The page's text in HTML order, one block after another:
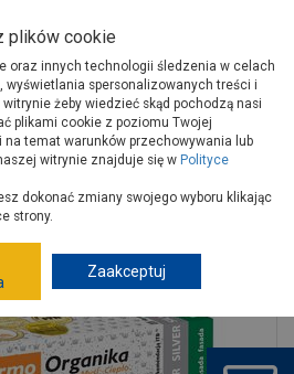
i remont
Termoizolacje
do ścian
Frez 1000x500x80 mm TERMO
plików cookie
oraz innych technologii śledzenia w celach
wyświetlania spersonalizowanych treści i
żeby wiedzieć skąd pochodzą nasi
plikami cookie z poziomu Twojej
temat warunków przechowywania lub
witrynie znajduje się w Polityce
dokonać zmiany swojego wyboru klikając
strony.
Zaakceptuj